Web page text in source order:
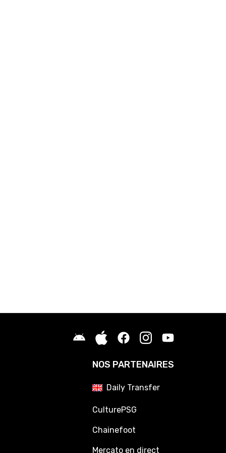
NOS PARTENAIRES
Daily Transfer
CulturePSG
Chainefoot
Mercato en direct